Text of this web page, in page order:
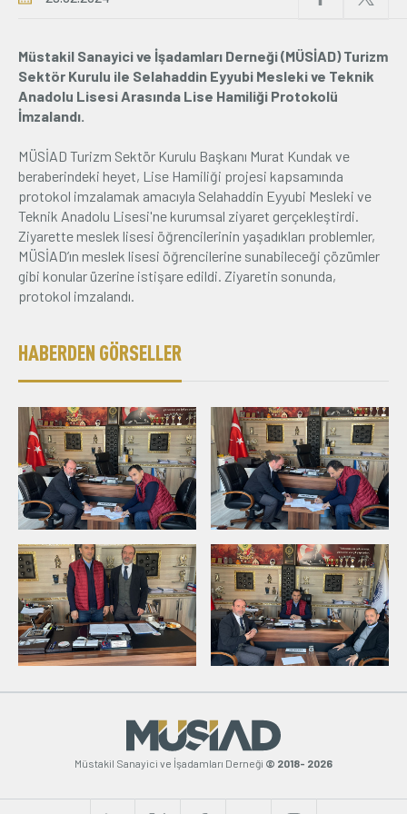
E-İşlemler
Müstakil Sanayici ve İşadamları Derneği (MÜSİAD) Turizm
Sektör Kurulu ile Selahaddin Eyyubi Mesleki ve Teknik
Anadolu Lisesi Arasında Lise Hamiliği Protokolü
İmzalandı.
MÜSİAD Turizm Sektör Kurulu Başkanı Murat Kundak ve
beraberindeki heyet, Lise Hamiliği projesi kapsamında
protokol imzalamak amacıyla Selahaddin Eyyubi Mesleki ve
Teknik Anadolu Lisesi'ne kurumsal ziyaret gerçekleştirdi.
Ziyarette meslek lisesi öğrencilerinin yaşadıkları problemler,
MÜSİAD’ın meslek lisesi öğrencilerine sunabileceği çözümler
gibi konular üzerine istişare edildi. Ziyaretin sonunda,
protokol imzalandı.
HABERDEN GÖRSELLER
Müstakil Sanayici ve İşadamları Derneği © 2018- 2026